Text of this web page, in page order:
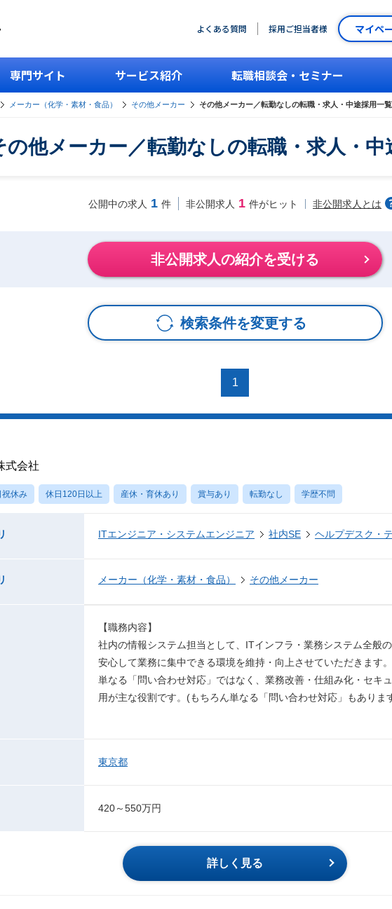
よくある質問 採用ご担当者様 マイペ
専門サイト サービス紹介 転職相談会・セミナー
メーカー（化学・素材・食品） その他メーカー その他メーカー／転勤なしの転職・求人・中途採用一覧
の他メーカー／転勤なしの転職・求人・中
公開中の求人 1 件 非公開求人 1 件がヒット 非公開求人とは
非公開求人の紹介を受ける
検索条件を変更する
1
式会社
祝休み 休日120日以上 産休・育休あり 賞与あり 転勤なし 学歴不問
ITエンジニア・システムエンジニア 社内SE ヘルプデスク・
メーカー（化学・素材・食品） その他メーカー
【職務内容】
社内の情報システム担当として、ITインフラ・業務システム全般
安心して業務に集中できる環境を維持・向上させていただきます。
単なる「問い合わせ対応」ではなく、業務改善・仕組み化・セキ
用が主な役割です。(もちろん単なる「問い合わせ対応」もありま
東京都
420～550万円
詳しく見る